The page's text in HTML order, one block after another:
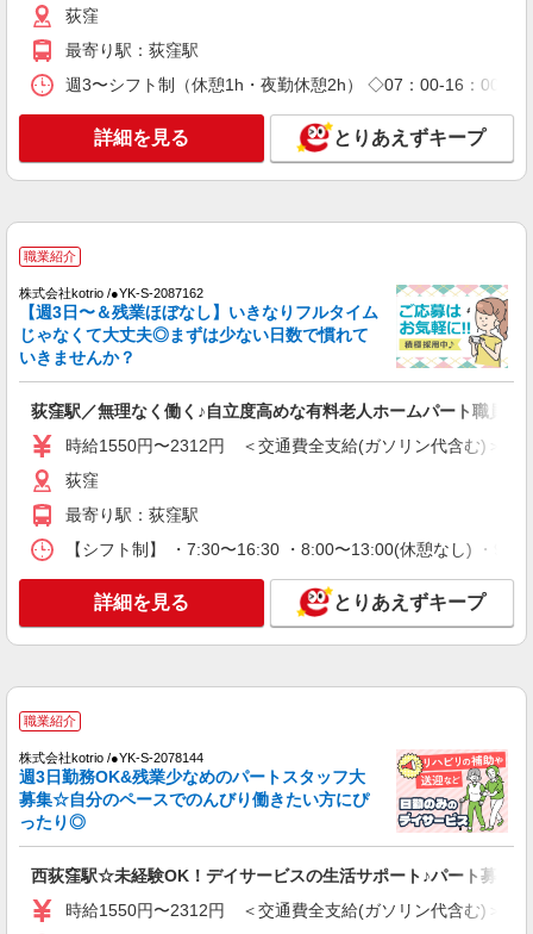
支給 ◎残業時は別途時間外手当支給（超過1
分〜）
キープ
そんぽの家GH 堀ノ内/3108ma1
【実務者研修】 月給：261,500円 年収例：354
年収例：341万円〜 ※職務手当、（東京都）居住
手当を含みます。 ※居住支援特別手当は勤続5年
目までの方はさらに1万円支給（再入社は除く）
◎賞与：基本給2.08ヶ月分/年支給 ◎残業時は別途
キープ 詳細を見る
アルバイト パート
SOMPOケア 杉並 訪問介護/4022cc2
★（東京都）居住支援特別手当対象求人 【介
護福祉士】時給1,800円 ◎週20時間以上勤務（社
2,100円〜 【実務者研修・初任者研修（ヘルパー1
保加入者）の場合は時給1,770円 ＊早朝夜間（〜8
2,020円〜 ◎身体介助、生活援助が同時給 ◎キャ
ンセル手当：職務時給の60％支給 ※居住支援特別
キープ 詳細を見る
パート
SOMPOケア 堀ノ内 訪問介護/3106cc2
★（東京都）居住支援特別手当対象求人 【介
（18:00〜）：時給2,250円〜 ＊日曜祝日：時給
2,100円〜 【実務者研修・初任者研修（ヘルパー1
級・2級）】時給1,720円 ◎週20時間以上勤務（社
保加入者）の場合は時給1,770円 ＊夜間
（18:00〜）：時給2,150円〜 ＊日曜祝日：時給
ンセル手当：職務時給の60％支給 ※居住支援特別
手当は勤続5年目までの方はさらに時給＋50円（再
入社者は除く）
キープ 詳細を見る
SOMPOケア 高井戸 デイサービス/3111ja2
★（東京都）居住支援特別手当対象求人 【介
荻窪
最寄り駅：荻窪駅
週3〜シフト制（休憩1h・夜勤休憩2h） ◇07：00-16：00
詳細を見る とりあえずキープ
職業紹介
株式会社kotrio /●YK-S-2087162
【週3日〜＆残業ほぼなし】いきなりフルタイム
じゃなくて大丈夫◎まずは少ない日数で慣れて
いきませんか？
荻窪駅／無理なく働く♪自立度高めな有料老人ホームパート職員
時給1550円〜2312円 ＜交通費全支給(ガソリン代含む)＞
荻窪
最寄り駅：荻窪駅
【シフト制】 ・7:30〜16:30 ・8:00〜13:00(休憩なし) ・
詳細を見る とりあえずキープ
職業紹介
株式会社kotrio /●YK-S-2078144
週3日勤務OK&残業少なめのパートスタッフ大
募集☆自分のペースでのんびり働きたい方にぴ
ったり◎
西荻窪駅☆未経験OK！デイサービスの生活サポート♪パート募集◎
時給1550円〜2312円 ＜交通費全支給(ガソリン代含む)＞